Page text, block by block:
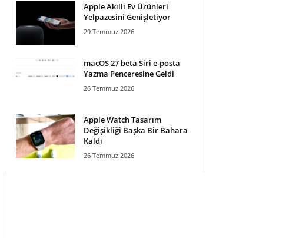
Apple Akıllı Ev Ürünleri
Yelpazesini Genişletiyor
29 Temmuz 2026
macOS 27 beta Siri e-posta
Yazma Penceresine Geldi
26 Temmuz 2026
Apple Watch Tasarım
Değişikliği Başka Bir Bahara
Kaldı
26 Temmuz 2026